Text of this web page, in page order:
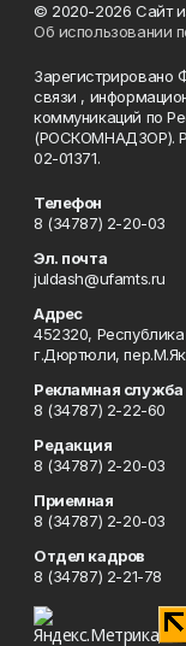
© 2020-2026 Сайт
Об использовании
Зарегистрировано
связи ,
коммуникаций по
(РОСКОМНАДЗОР).
02-01371.
Телефон
8 (34787) 2-20-03
Эл. почта
juldash@ufamts.ru
Адрес
452320,
г.Дюртюли,
Рекламная служба
8 (34787) 2-22-60
Редакция
8 (34787) 2-20-03
Приемная
8 (34787) 2-20-03
Отдел кадров
8 (34787) 2-21-78